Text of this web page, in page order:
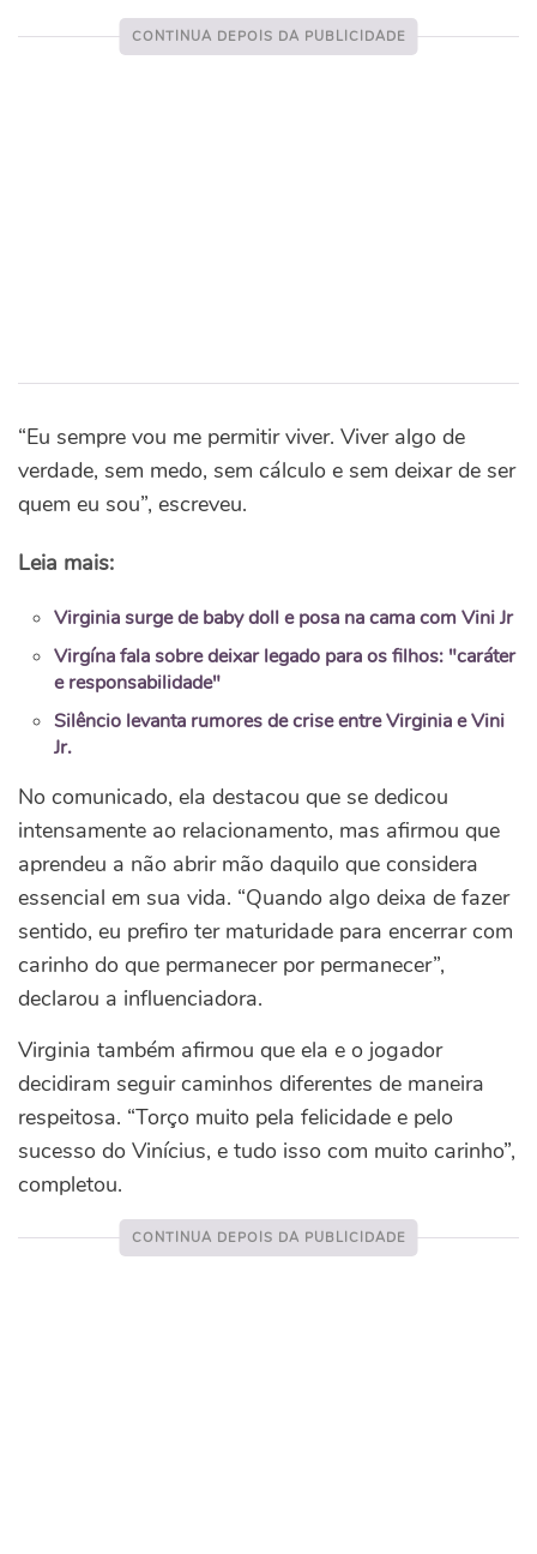
“Eu sempre vou me permitir viver. Viver algo de
verdade, sem medo, sem cálculo e sem deixar de ser
quem eu sou”, escreveu.
Leia mais:
Virginia surge de baby doll e posa na cama com Vini Jr
Virgína fala sobre deixar legado para os filhos: "caráter
e responsabilidade"
Silêncio levanta rumores de crise entre Virginia e Vini
Jr.
No comunicado, ela destacou que se dedicou
intensamente ao relacionamento, mas afirmou que
aprendeu a não abrir mão daquilo que considera
essencial em sua vida. “Quando algo deixa de fazer
sentido, eu prefiro ter maturidade para encerrar com
carinho do que permanecer por permanecer”,
declarou a influenciadora.
Virginia também afirmou que ela e o jogador
decidiram seguir caminhos diferentes de maneira
respeitosa. “Torço muito pela felicidade e pelo
sucesso do Vinícius, e tudo isso com muito carinho”,
completou.